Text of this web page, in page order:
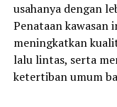
usahanya dengan
Penataan kawasan
meningkatkan
lalu lintas, serta
ketertiban umum